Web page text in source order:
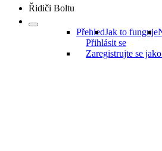
Řidiči Boltu
PřehledJak to funguje
Přihlásit se
Zaregistrujte se